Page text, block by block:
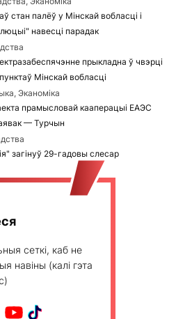
стан палёў у Мінскай вобласці і
навесці парадак
прыкладна ў чвэрці
Мінскай вобласці
Эканоміка
прамысловай кааперацыі ЕАЭС
— Турчын
загінуў 29-гадовы слесар
сеткі, каб не
навіны (калі гэта